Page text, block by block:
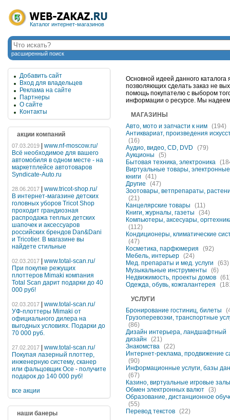
Каталог интернет-магазинов
расширенный поиск
Добавить сайт
Вход для владельцев
Реклама на сайте
Партнеры
О сайте
Контакты
акции компаний
07.03.2019
www.nf-moscow.ru/
Всё необходимое для вашего
автомобиля в одном месте - на
маркетплейсе автотоваров
Syndicate-Auto.ru
28.06.2017
www.tricot-shop.ru/
В интернет-магазине детских
головных уборов Tricot Shop
проходит грандиозная
распродажа теплых детских
шапочек и аксессуаров
российских брендов Dan&Dani
и Tricotier. В магазине вы
найдете стильные
02.03.2017
www.total-scan.ru/
При покупке режущих
плоттеров Mimaki компания
Total Scan дарит подарки до 40
000 руб!
02.03.2017
www.total-scan.ru/
УФ-плоттеры Mimaki от
официального дилера на
выгодных условиях. Подарки до
70 000 руб.
27.02.2017
www.total-scan.ru/
Покупая лазерный плоттер,
инженерную систему, сканер
или фальцовщик Oce - получите
подарок до 140 000 руб!
все акции
наши банеры
Основной идеей данного
позволяющих сделать заказ не
помощь покупателю с выбором
информации о ресурсе. Мы
МАГАЗИНЫ
Авто, мото и запчасти к ним (194)
Антиквариат, произведения
(16)
Аудио, видео, CD, DVD
(79)
Аукционы
(5)
Бытовая техника, электроника
Виртуальные товары, электронные
книги
(41)
Другие
(47)
Зоотовары, ветпрепараты,
(21)
Канцелярские товары
(11)
Книги, журналы, газеты
(34)
Компьютеры, аксесуары,
(112)
Кондиционеры, климатические
(47)
Косметика, парфюмерия
(92)
Мебель, интерьер (24)
Мед. препараты и мед. услуги
(63)
Музыкальные инструменты
(6)
Недвижимость, проекты домов
Одежда, обувь, кожгалантерея
УСЛУГИ
Бронирование гостиниц, билеты
Грузоперевозки, транспортные
(86)
Дизайн интерьера, ландшафтный
дизайн
(21)
Знакомства (22)
Интернет-реклама, продвижение
(90)
Информационные услуги, базы
(67)
Казино, виртуальные игровые залы
Обмен электронных валют (3)
Образование, дистанционное
(55)
Перевод текстов (22)